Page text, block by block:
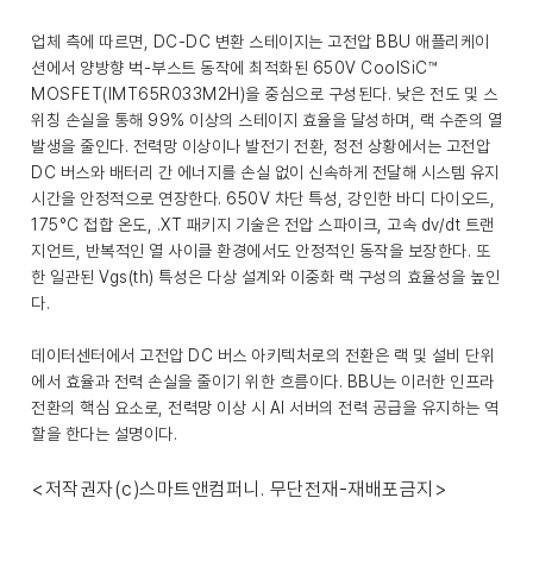
업체 측에 따르면, DC-DC 변환 스테이지는 고전압 BBU 애플리케이
션에서 양방향 벅-부스트 동작에 최적화된 650V CoolSiC™
MOSFET(IMT65R033M2H)을 중심으로 구성된다. 낮은 전도 및 스
위칭 손실을 통해 99% 이상의 스테이지 효율을 달성하며, 랙 수준의 열
발생을 줄인다. 전력망 이상이나 발전기 전환, 정전 상황에서는 고전압
DC 버스와 배터리 간 에너지를 손실 없이 신속하게 전달해 시스템 유지
시간을 안정적으로 연장한다. 650V 차단 특성, 강인한 바디 다이오드,
175°C 접합 온도, .XT 패키지 기술은 전압 스파이크, 고속 dv/dt 트랜
지언트, 반복적인 열 사이클 환경에서도 안정적인 동작을 보장한다. 또
한 일관된 Vgs(th) 특성은 다상 설계와 이중화 랙 구성의 효율성을 높인
다.
데이터센터에서 고전압 DC 버스 아키텍처로의 전환은 랙 및 설비 단위
에서 효율과 전력 손실을 줄이기 위한 흐름이다. BBU는 이러한 인프라
전환의 핵심 요소로, 전력망 이상 시 AI 서버의 전력 공급을 유지하는 역
할을 한다는 설명이다.
<저작권자(c)스마트앤컴퍼니. 무단전재-재배포금지>